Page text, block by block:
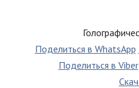
Поделиться в WhatsApp
Поделиться в Viber